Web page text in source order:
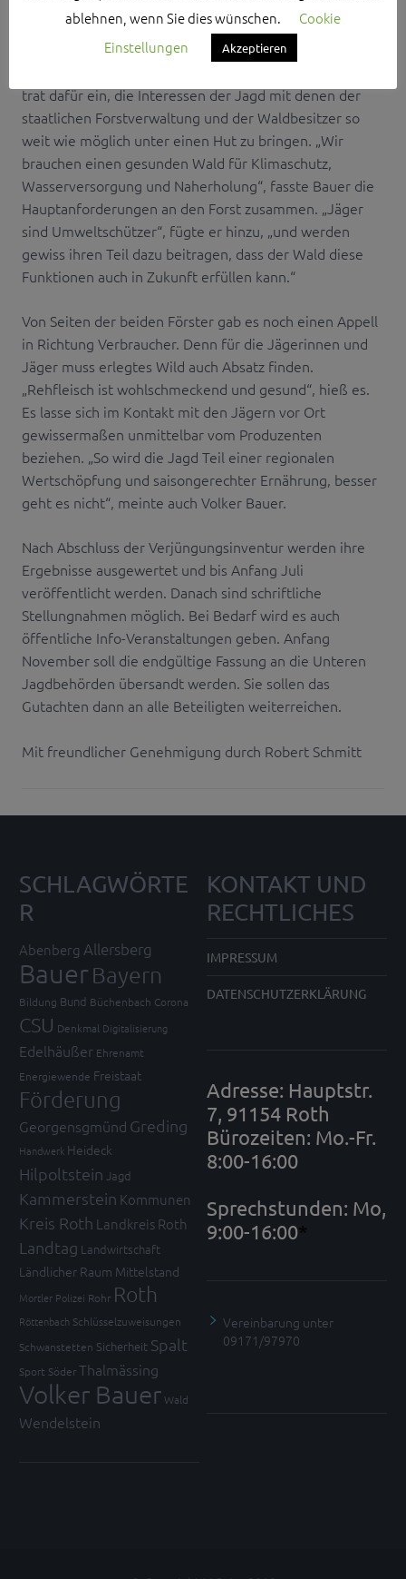
Dialog zwischen allen Beteiligten im Rahmen der
Festlegung der Abschussquoten. „Wir müssen mehr
trat dafür ein, die Interessen der Jagd mit denen der
staatlichen Forstverwaltung und der Waldbesitzer so
weit wie möglich unter einen Hut zu bringen. „Wir
brauchen einen gesunden Wald für Klimaschutz,
Wasserversorgung und Naherholung“, fasste Bauer die
Hauptanforderungen an den Forst zusammen. „Jäger
sind Umweltschützer“, fügte er hinzu, „und werden
gewiss ihren Teil dazu beitragen, dass der Wald diese
Funktionen auch in Zukunft erfüllen kann.“
Von Seiten der beiden Förster gab es noch einen Appell
in Richtung Verbraucher. Denn für die Jägerinnen und
Jäger muss erlegtes Wild auch Absatz finden.
„Rehfleisch ist wohlschmeckend und gesund“, hieß es.
Es lasse sich im Kontakt mit den Jägern vor Ort
gewissermaßen unmittelbar vom Produzenten
beziehen. „So wird die Jagd Teil einer regionalen
Wertschöpfung und saisongerechter Ernährung, besser
geht es nicht“, meinte auch Volker Bauer.
Nach Abschluss der Verjüngungsinventur werden ihre
Ergebnisse ausgewertet und bis Anfang Juli
veröffentlicht werden. Danach sind schriftliche
Stellungnahmen möglich. Bei Bedarf wird es auch
öffentliche Info-Veranstaltungen geben. Anfang
November soll die endgültige Fassung an die Unteren
Jagdbehörden übersandt werden. Sie sollen das
Gutachten dann an alle Beteiligten weiterreichen.
Mit freundlicher Genehmigung durch Robert Schmitt
SCHLAGWÖRTE
R
Abenberg Allersberg
Bauer Bayern
Bildung Bund Büchenbach Corona
CSU Denkmal Digitalisierung
Edelhäußer Ehrenamt
Energiewende Freistaat
Förderung
Georgensgmünd Greding
Handwerk Heideck
Hilpoltstein Jagd
Kammerstein Kommunen
Kreis Roth Landkreis Roth
Landtag Landwirtschaft
Ländlicher Raum Mittelstand
Mortler Polizei Rohr Roth
Röttenbach Schlüsselzuweisungen
Schwanstetten Sicherheit Spalt
Sport SöderThalmässing
Volker BauerWald
Wendelstein
KONTAKT UND
RECHTLICHES
IMPRESSUM
DATENSCHUTZERKLÄRUNG
Adresse: Hauptstr.
7, 91154 Roth
Bürozeiten: Mo.-Fr.
8:00-16:00
Sprechstunden: Mo,
9:00-16:00*
Vereinbarung unter
09171/97970
ablehnen, wenn Sie dies wünschen.
Cookie
Einstellungen
Akzeptieren